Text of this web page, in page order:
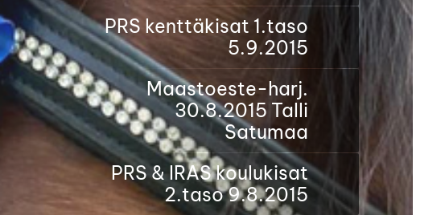
PRS kenttäkisat 1.taso
5.9.2015
Maastoeste-harj.
30.8.2015 Talli
Satumaa
PRS & IRAS koulukisat
2.taso 9.8.2015